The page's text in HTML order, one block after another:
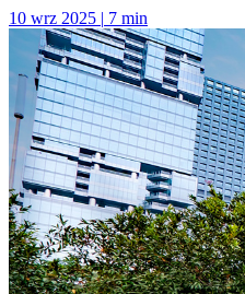
10 wrz 2025 | 7 min